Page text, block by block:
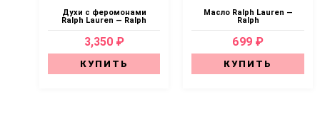
Духи с феромонами
Ralph Lauren — Ralph
3,350 ₽
КУПИТЬ
Масло Ralph Lauren —
Ralph
699 ₽
КУПИТЬ